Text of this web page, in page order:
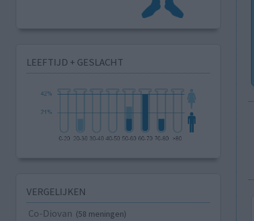
LEEFTIJD + GESLACHT
VERGELIJKEN
Co-Diovan (58 meningen)